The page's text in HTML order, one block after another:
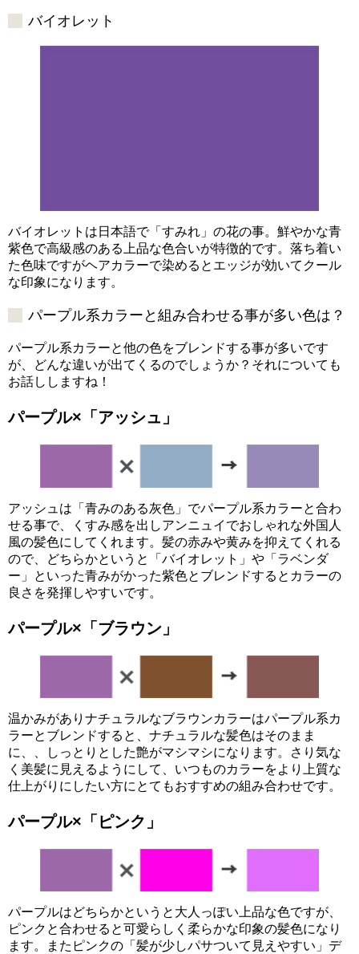
バイオレット
バイオレットは日本語で「すみれ」の花の事。鮮やかな青
紫色で高級感のある上品な色合いが特徴的です。落ち着い
た色味ですがヘアカラーで染めるとエッジが効いてクール
な印象になります。
パープル系カラーと組み合わせる事が多い色は？
パープル系カラーと他の色をブレンドする事が多いです
が、どんな違いが出てくるのでしょうか？それについても
お話ししますね！
パープル×「アッシュ」
アッシュは「青みのある灰色」でパープル系カラーと合わ
せる事で、くすみ感を出しアンニュイでおしゃれな外国人
風の髪色にしてくれます。髪の赤みや黄みを抑えてくれる
ので、どちらかというと「バイオレット」や「ラベンダ
ー」といった青みがかった紫色とブレンドするとカラーの
良さを発揮しやすいです。
パープル× 「ブラウン」
温かみがありナチュラルなブラウンカラーはパープル系カ
ラーとブレンドすると、ナチュラルな髪色はそのまま
に、、しっとりとした艶がマシマシになります。さり気な
く美髪に見えるようにして、いつものカラーをより上質な
仕上がりにしたい方にとてもおすすめの組み合わせです。
パープル× 「ピンク」
パープルはどちらかというと大人っぽい上品な色ですが、
ピンクと合わせると可愛らしく柔らかな印象の髪色になり
ます。またピンクの「髪が少しパサついて見えやすい」デ